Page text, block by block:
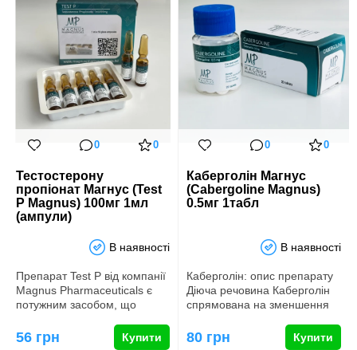
0 0
Тестостерону
пропіонат Магнус (Test
P Magnus) 100мг 1мл
(ампули)
В наявності
Препарат Test P від компанії
Magnus Pharmaceuticals є
потужним засобом, що
56 грн Купити
0 0
Каберголін Магнус
(Сabergoline Magnus)
0.5мг 1табл
В наявності
Каберголін: опис препарату
Діюча речовина Каберголін
спрямована на зменшення
80 грн Купити